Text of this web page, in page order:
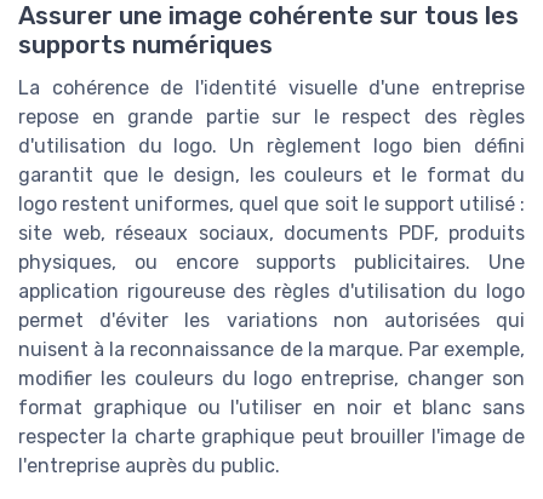
Assurer une image cohérente sur tous les
supports numériques
La cohérence de l'identité visuelle d'une entreprise
repose en grande partie sur le respect des règles
d'utilisation du logo. Un règlement logo bien défini
garantit que le design, les couleurs et le format du
logo restent uniformes, quel que soit le support utilisé :
site web, réseaux sociaux, documents PDF, produits
physiques, ou encore supports publicitaires. Une
application rigoureuse des règles d'utilisation du logo
permet d'éviter les variations non autorisées qui
nuisent à la reconnaissance de la marque. Par exemple,
modifier les couleurs du logo entreprise, changer son
format graphique ou l'utiliser en noir et blanc sans
respecter la charte graphique peut brouiller l'image de
l'entreprise auprès du public.